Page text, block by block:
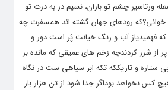
ورتاسیر چشم تو باران، نسیم در به درت تو
رودهای جهان گشته اند همسفرت چه
فهمیدیاز آب و رنگ خیانت پُر است دور و
از شرر کردندچه زخم های عمیقی که مانده بر
و تاریککه تکه ابر سیاهی ست در نگاه
کس نخواهد بوداگر جدا شود از تن هزار بار